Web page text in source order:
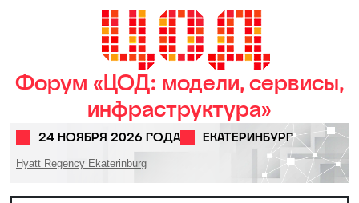
Форум «ЦОД: модели, сервисы,
инфраструктура»
24 НОЯБРЯ 2026 ГОДА ЕКАТЕРИНБУРГ
Hyatt Regency Ekaterinburg